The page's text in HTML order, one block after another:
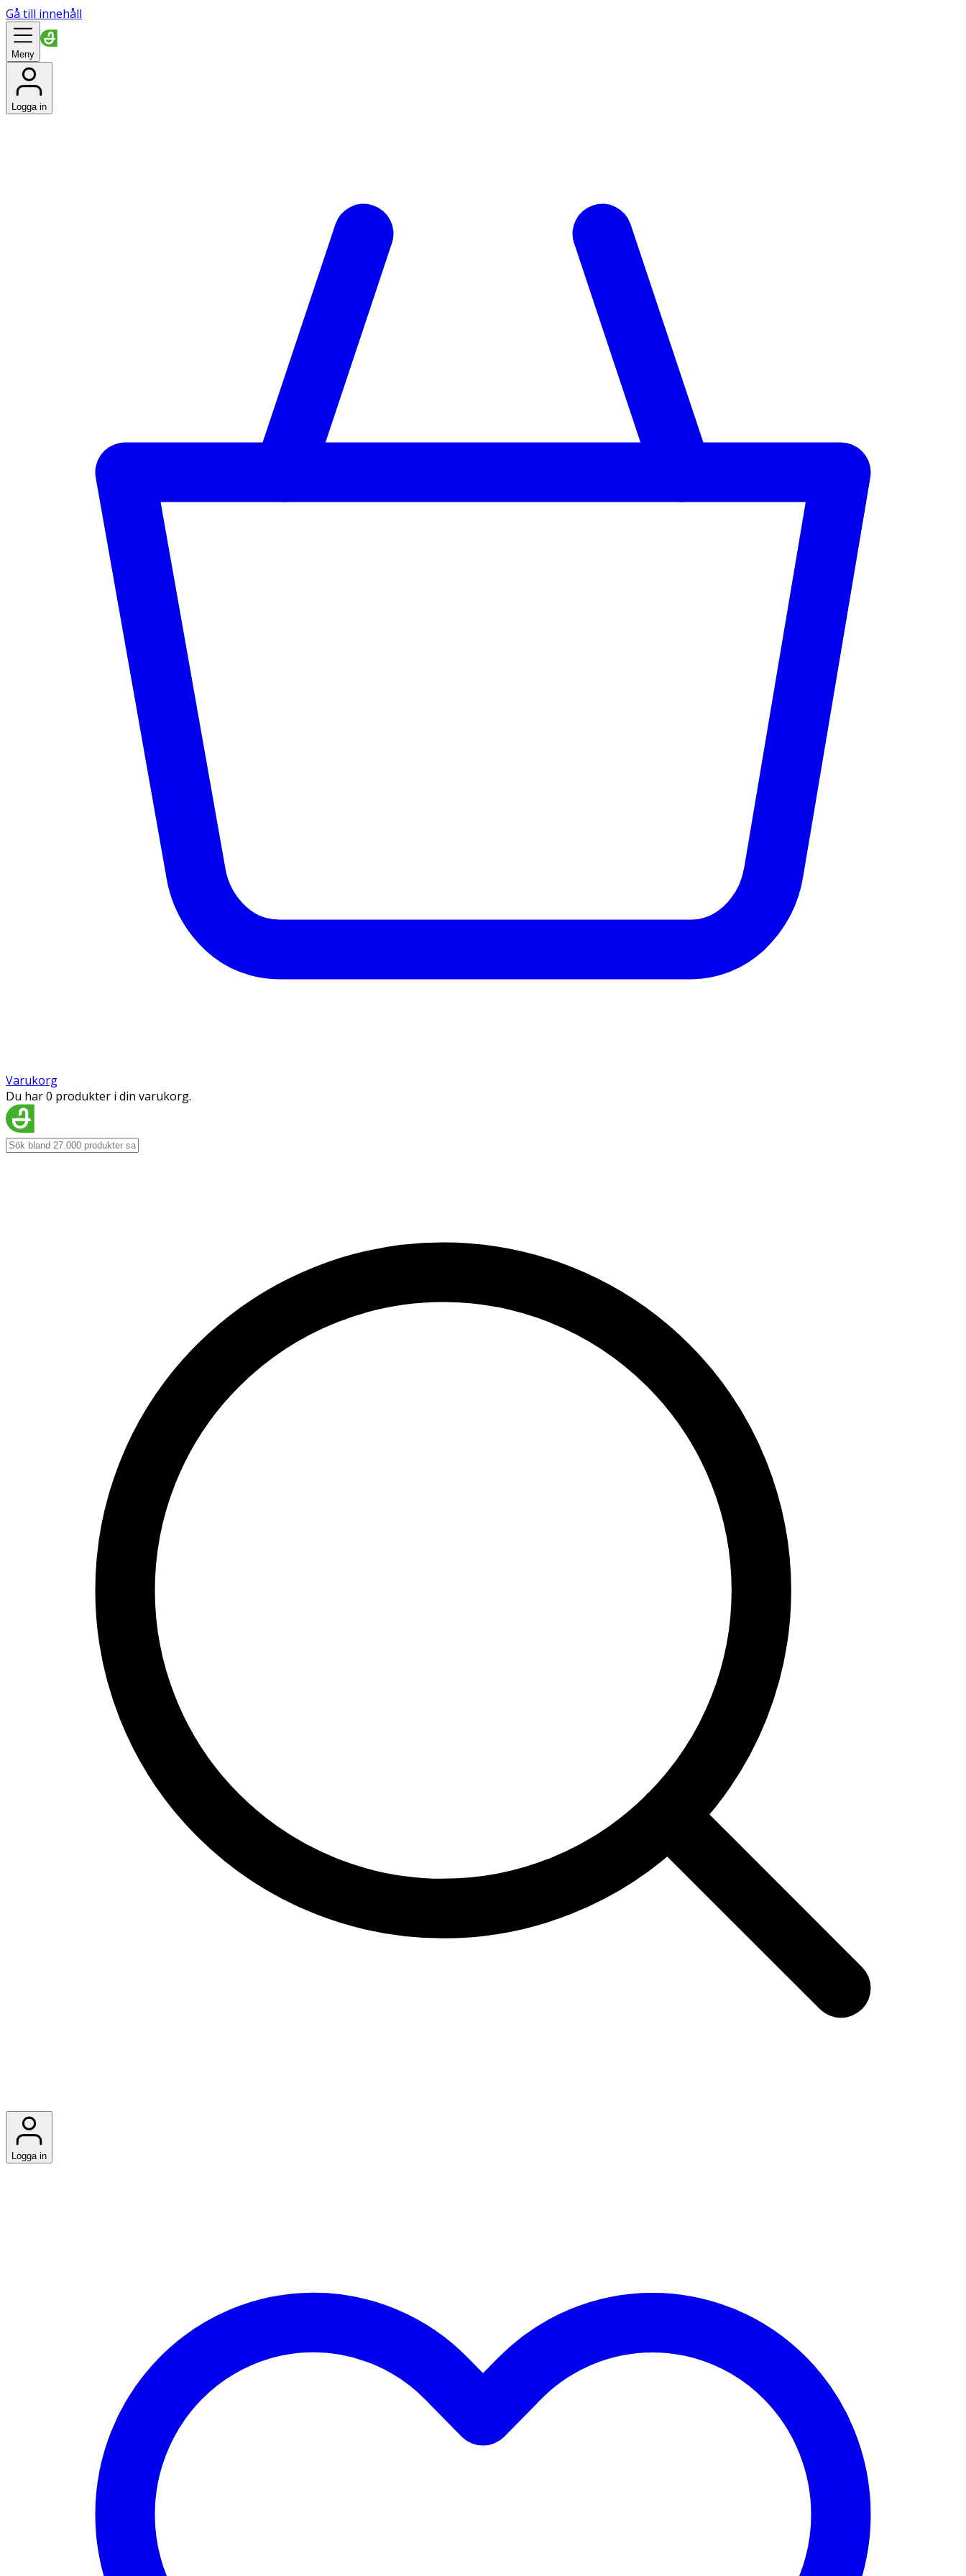
Gå till innehåll
Meny
Logga in
Varukorg
Du har 0 produkter i din varukorg.
Logga in